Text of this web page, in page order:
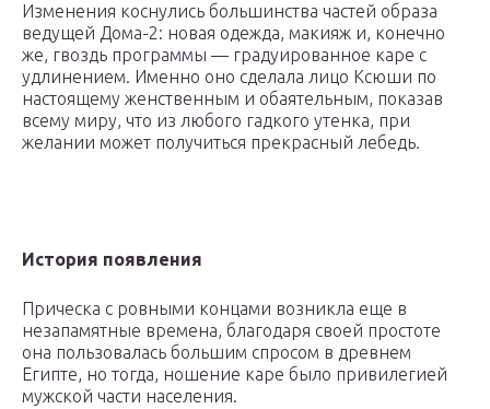
Изменения коснулись большинства частей образа
ведущей Дома-2: новая одежда, макияж и, конечно
же, гвоздь программы — градуированное каре с
удлинением. Именно оно сделала лицо Ксюши по
настоящему женственным и обаятельным, показав
всему миру, что из любого гадкого утенка, при
желании может получиться прекрасный лебедь.
История появления
Прическа с ровными концами возникла еще в
незапамятные времена, благодаря своей простоте
она пользовалась большим спросом в древнем
Египте, но тогда, ношение каре было привилегией
мужской части населения.